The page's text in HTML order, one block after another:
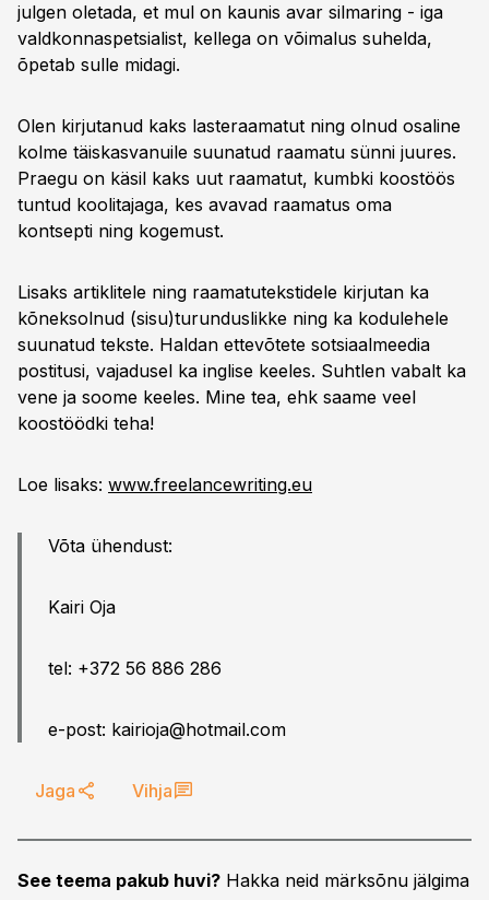
julgen oletada, et mul on kaunis avar silmaring - iga
valdkonnaspetsialist, kellega on võimalus suhelda,
õpetab sulle midagi.
Olen kirjutanud kaks lasteraamatut ning olnud osaline
kolme täiskasvanuile suunatud raamatu sünni juures.
Praegu on käsil kaks uut raamatut, kumbki koostöös
tuntud koolitajaga, kes avavad raamatus oma
kontsepti ning kogemust.
Lisaks artiklitele ning raamatutekstidele kirjutan ka
kõneksolnud (sisu)turunduslikke ning ka kodulehele
suunatud tekste. Haldan ettevõtete sotsiaalmeedia
postitusi, vajadusel ka inglise keeles. Suhtlen vabalt ka
vene ja soome keeles. Mine tea, ehk saame veel
koostöödki teha!
Loe lisaks: www.freelancewriting.eu
Võta ühendust:
Kairi Oja
tel: +372 56 886 286
e-post: kairioja@hotmail.com
Jaga Vihja
See teema pakub huvi? Hakka neid märksõnu jälgima